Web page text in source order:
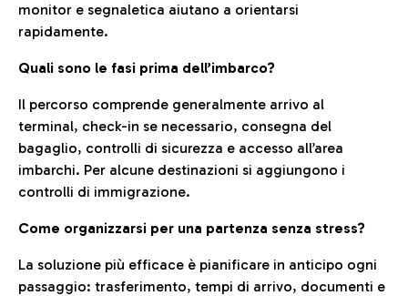
monitor e segnaletica aiutano a orientarsi
rapidamente.
Quali sono le fasi prima dell’imbarco?
Il percorso comprende generalmente arrivo al
terminal, check-in se necessario, consegna del
bagaglio, controlli di sicurezza e accesso all’area
imbarchi. Per alcune destinazioni si aggiungono i
controlli di immigrazione.
Come organizzarsi per una partenza senza stress?
La soluzione più efficace è pianificare in anticipo ogni
passaggio: trasferimento, tempi di arrivo, documenti e